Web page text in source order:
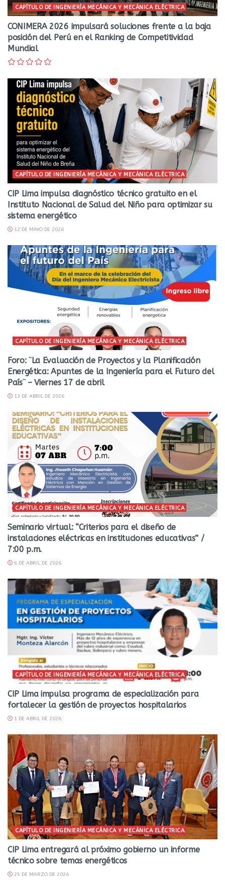
CAPÍTULO DE INGENIERÍA MECÁNICA Y MECÁNICA ELÉCTRICA
CONIMERA 2026 impulsará soluciones frente a la baja
posición del Perú en el Ranking de Competitividad
Mundial
CAPÍTULO DE INGENIERÍA MECÁNICA Y MECÁNICA ELÉCTRICA
CIP Lima impulsa diagnóstico técnico gratuito en el
Instituto Nacional de Salud del Niño para optimizar su
sistema energético
12 DE MAYO DE 2026
CAPÍTULO DE INGENIERÍA MECÁNICA Y MECÁNICA ELÉCTRICA
Foro: ¨La Evaluación de Proyectos y la Planificación
Energética: Apuntes de la Ingeniería para el Futuro del
País¨ – Viernes 17 de abril
13 DE ABRIL DE 2026
CAPÍTULO DE INGENIERÍA MECÁNICA Y MECÁNICA ELÉCTRICA
Seminario virtual: “Criterios para el diseño de
instalaciones eléctricas en instituciones educativas” /
7:00 p.m.
6 DE ABRIL DE 2026
CAPÍTULO DE INGENIERÍA MECÁNICA Y MECÁNICA ELÉCTRICA
CIP Lima impulsa programa de especialización para
fortalecer la gestión de proyectos hospitalarios
1 DE ABRIL DE 2026
CAPÍTULO DE INGENIERÍA MECÁNICA Y MECÁNICA ELÉCTRICA
CIP Lima entregará al próximo gobierno un informe
técnico sobre temas energéticos
25 DE MARZO DE 2026